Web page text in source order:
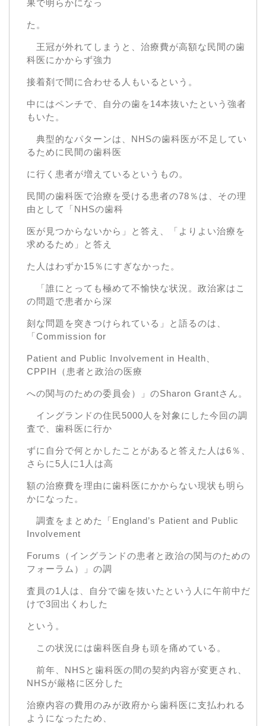
果で明らかになっ
た。
王冠が外れてしまうと、治療費が高額な民間の歯
科医にかからず強力
接着剤で間に合わせる人もいるという。
中にはペンチで、自分の歯を14本抜いたという強者
もいた。
典型的なパターンは、NHSの歯科医が不足してい
るために民間の歯科医
に行く患者が増えているというもの。
民間の歯科医で治療を受ける患者の78％は、その理
由として「NHSの歯科
医が見つからないから」と答え、「よりよい治療を
求めるため」と答え
た人はわずか15％にすぎなかった。
「誰にとっても極めて不愉快な状況。政治家はこ
の問題で患者から深
刻な問題を突きつけられている」と語るのは、
「Commission for
Patient and Public Involvement in Health、
CPPIH（患者と政治の医療
への関与のための委員会）」のSharon Grantさん。
イングランドの住民5000人を対象にした今回の調
査で、歯科医に行か
ずに自分で何とかしたことがあると答えた人は6％、
さらに5人に1人は高
額の治療費を理由に歯科医にかからない現状も明ら
かになった。
調査をまとめた「England’s Patient and Public
Involvement
Forums（イングランドの患者と政治の関与のための
フォーラム）」の調
査員の1人は、自分で歯を抜いたという人に午前中だ
けで3回出くわした
という。
この状況には歯科医自身も頭を痛めている。
前年、NHSと歯科医の間の契約内容が変更され、
NHSが厳格に区分した
治療内容の費用のみが政府から歯科医に支払われる
ようになったため、